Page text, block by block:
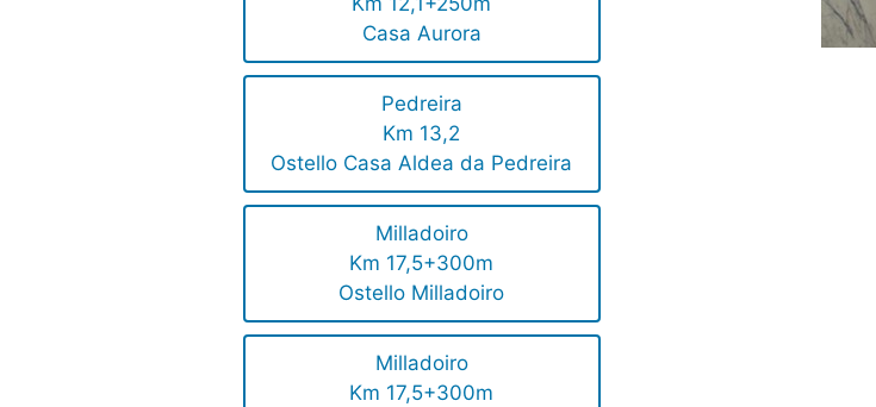
Casa Aurora
Pedreira
Km 13,2
Ostello Casa Aldea da Pedreira
Milladoiro
Km 17,5+300m
Ostello Milladoiro
Milladoiro
Km 17,5+300m